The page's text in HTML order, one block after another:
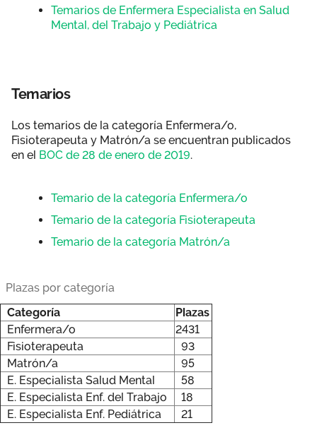
Temarios de Enfermera Especialista en Salud
Mental, del Trabajo y Pediátrica
Temarios
Los temarios de la categoría Enfermera/o,
Fisioterapeuta y Matrón/a se encuentran publicados
en el BOC de 28 de enero de 2019.
Temario de la categoría Enfermera/o
Temario de la categoría Fisioterapeuta
Temario de la categoría Matrón/a
Plazas por categoría
Categoría
Plazas
Enfermera/o
2431
Fisioterapeuta
93
Matrón/a
95
E. Especialista Salud Mental
58
E. Especialista Enf. del Trabajo
18
E. Especialista Enf. Pediátrica
21